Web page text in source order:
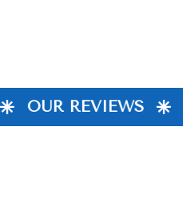
OUR REVIEWS